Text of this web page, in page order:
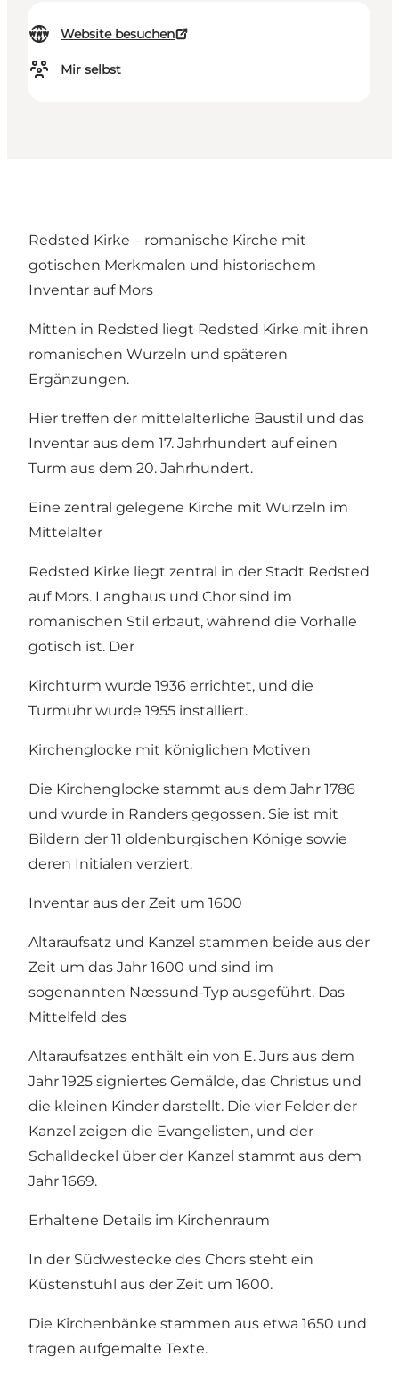
Website besuchen
Mir selbst
Redsted Kirke – romanische Kirche mit
gotischen Merkmalen und historischem
Inventar auf Mors
Mitten in Redsted liegt Redsted Kirke mit ihren
romanischen Wurzeln und späteren
Ergänzungen.
Hier treffen der mittelalterliche Baustil und das
Inventar aus dem 17. Jahrhundert auf einen
Turm aus dem 20. Jahrhundert.
Eine zentral gelegene Kirche mit Wurzeln im
Mittelalter
Redsted Kirke liegt zentral in der Stadt Redsted
auf Mors. Langhaus und Chor sind im
romanischen Stil erbaut, während die Vorhalle
gotisch ist. Der
Kirchturm wurde 1936 errichtet, und die
Turmuhr wurde 1955 installiert.
Kirchenglocke mit königlichen Motiven
Die Kirchenglocke stammt aus dem Jahr 1786
und wurde in Randers gegossen. Sie ist mit
Bildern der 11 oldenburgischen Könige sowie
deren Initialen verziert.
Inventar aus der Zeit um 1600
Altaraufsatz und Kanzel stammen beide aus der
Zeit um das Jahr 1600 und sind im
sogenannten Næssund-Typ ausgeführt. Das
Mittelfeld des
Altaraufsatzes enthält ein von E. Jurs aus dem
Jahr 1925 signiertes Gemälde, das Christus und
die kleinen Kinder darstellt. Die vier Felder der
Kanzel zeigen die Evangelisten, und der
Schalldeckel über der Kanzel stammt aus dem
Jahr 1669.
Erhaltene Details im Kirchenraum
In der Südwestecke des Chors steht ein
Küstenstuhl aus der Zeit um 1600.
Die Kirchenbänke stammen aus etwa 1650 und
tragen aufgemalte Texte.